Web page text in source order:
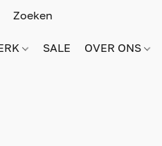
SALE OVER ONS